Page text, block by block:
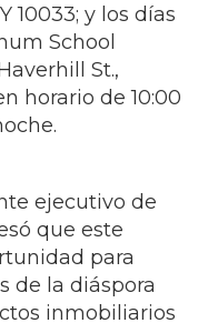
10033; y los días
School
St.,
horario de 10:00
ejecutivo de
que este
para
de la diáspora
inmobiliarios